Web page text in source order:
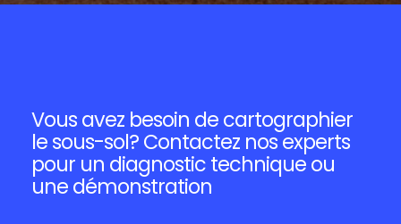
Vous avez besoin de cartographier
le sous-sol? Contactez nos experts
pour un diagnostic technique ou
une démonstration